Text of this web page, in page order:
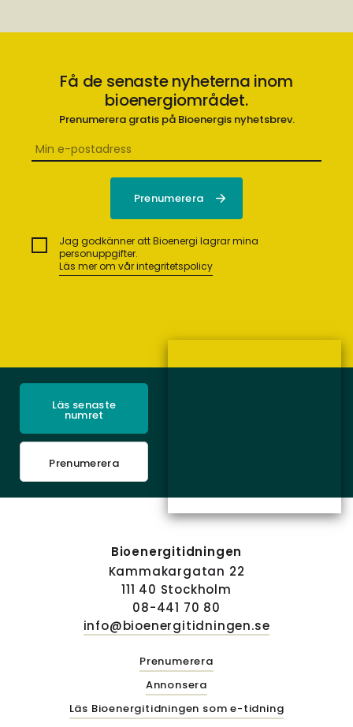
Få de senaste nyheterna inom
bioenergiområdet.
Prenumerera gratis på Bioenergis nyhetsbrev.
Jag godkänner att Bioenergi lagrar mina
personuppgifter.
Läs mer om vår integritetspolicy
Läs senaste
numret
Prenumerera
Bioenergitidningen
Kammakargatan 22
111 40 Stockholm
08-441 70 80
info@bioenergitidningen.se
Prenumerera
Annonsera
Läs Bioenergitidningen som e-tidning